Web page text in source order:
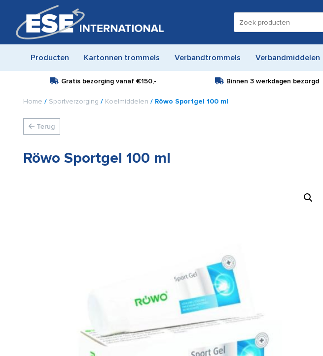
naar:
Producten Kartonnen trommels Verbandtrommels Verbandmiddelen
Gratis bezorging vanaf€150,- Binnen 3 werkdagen bezorgd
Home / Sportverzorging / Koelmiddelen / Röwo Sportgel 100 ml
Terug
Röwo Sportgel 100 ml